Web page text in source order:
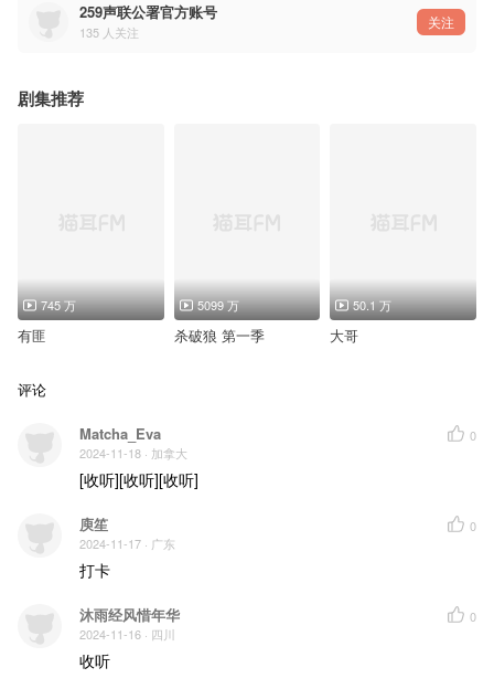
片尾曲《嫁》-沐可儿259声联公署官方账号
135 人关注
关注
剧集推荐
745 万
有匪
5099 万
杀破狼 第一季
50.1 万
大哥
评论
Matcha_Eva
2024-11-18 · 加拿大
0
[收听][收听][收听]
庾笙
2024-11-17 · 广东
0
打卡
沐雨经风惜年华
2024-11-16 · 四川
0
收听